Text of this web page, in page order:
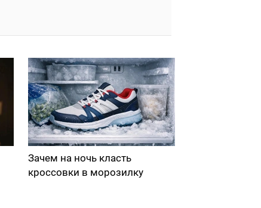
Зачем на ночь класть
кроссовки в морозилку